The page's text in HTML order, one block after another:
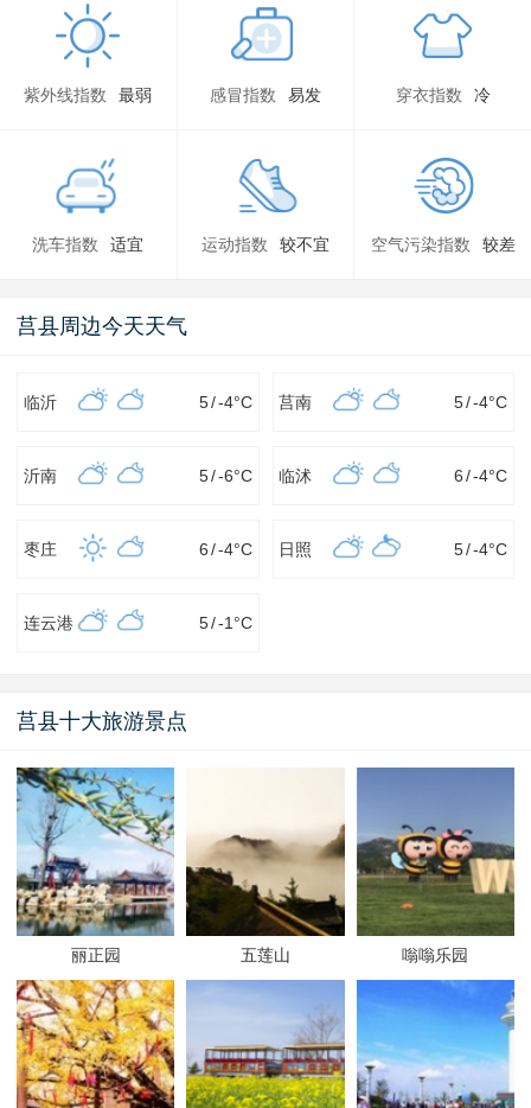
紫外线指数 最弱 感冒指数 易发 穿衣指数 冷
洗车指数 适宜 运动指数 较不宜 空气污染指数 较差
莒县周边今天天气
临沂 5/-4°C 莒南 5/-4°C
沂南 5/-6°C 临沭 6 /-4°C
枣庄 6/-4°C 日照 5/-4°C
连云港 5/-1 °C
莒县十大旅游景点
丽正园 五莲山 嗡嗡乐园